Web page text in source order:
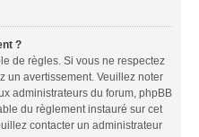
?
de règles. Si vous ne respectez
un avertissement. Veuillez noter
administrateurs du forum, phpBB
du règlement instauré sur cet
contacter un administrateur